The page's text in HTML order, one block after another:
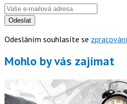
Odeslat
Odesláním souhlasíte se
Mohlo by vás zajímat